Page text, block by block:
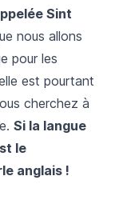
Sint
nous allons
pour les
est pourtant
cherchez à
Si la langue
le
anglais !